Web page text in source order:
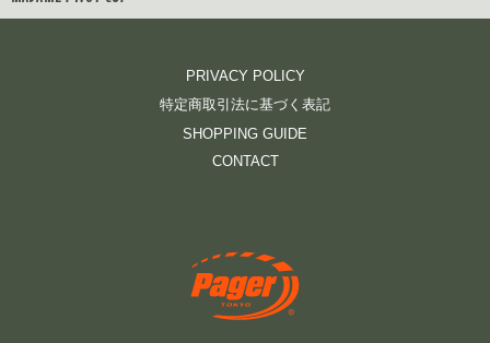
PRIVACY POLICY
特定商取引法に基づく表記
SHOPPING GUIDE
CONTACT